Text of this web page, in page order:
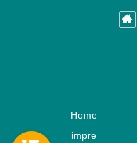
Home
impre